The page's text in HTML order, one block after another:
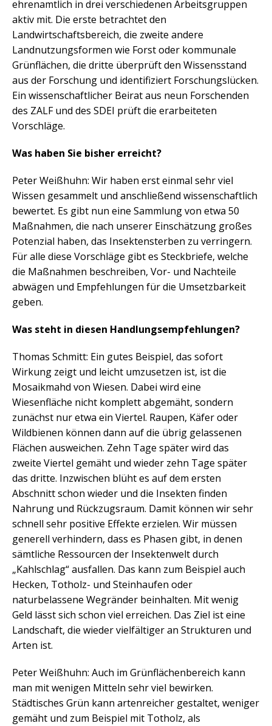
ehrenamtlich in drei verschiedenen Arbeitsgruppen
aktiv mit. Die erste betrachtet den
Landwirtschaftsbereich, die zweite andere
Landnutzungsformen wie Forst oder kommunale
Grünflächen, die dritte überprüft den Wissensstand
aus der Forschung und identifiziert Forschungslücken.
Ein wissenschaftlicher Beirat aus neun Forschenden
des ZALF und des SDEI prüft die erarbeiteten
Vorschläge.
Was haben Sie bisher erreicht?
Peter Weißhuhn: Wir haben erst einmal sehr viel
Wissen gesammelt und anschließend wissenschaftlich
bewertet. Es gibt nun eine Sammlung von etwa 50
Maßnahmen, die nach unserer Einschätzung großes
Potenzial haben, das Insektensterben zu verringern.
Für alle diese Vorschläge gibt es Steckbriefe, welche
die Maßnahmen beschreiben, Vor- und Nachteile
abwägen und Empfehlungen für die Umsetzbarkeit
geben.
Was steht in diesen Handlungsempfehlungen?
Thomas Schmitt: Ein gutes Beispiel, das sofort
Wirkung zeigt und leicht umzusetzen ist, ist die
Mosaikmahd von Wiesen. Dabei wird eine
Wiesenfläche nicht komplett abgemäht, sondern
zunächst nur etwa ein Viertel. Raupen, Käfer oder
Wildbienen können dann auf die übrig gelassenen
Flächen ausweichen. Zehn Tage später wird das
zweite Viertel gemäht und wieder zehn Tage später
das dritte. Inzwischen blüht es auf dem ersten
Abschnitt schon wieder und die Insekten finden
Nahrung und Rückzugsraum. Damit können wir sehr
schnell sehr positive Effekte erzielen. Wir müssen
generell verhindern, dass es Phasen gibt, in denen
sämtliche Ressourcen der Insektenwelt durch
„Kahlschlag“ ausfallen. Das kann zum Beispiel auch
Hecken, Totholz- und Steinhaufen oder
naturbelassene Wegränder beinhalten. Mit wenig
Geld lässt sich schon viel erreichen. Das Ziel ist eine
Landschaft, die wieder vielfältiger an Strukturen und
Arten ist.
Peter Weißhuhn: Auch im Grünflächenbereich kann
man mit wenigen Mitteln sehr viel bewirken.
Städtisches Grün kann artenreicher gestaltet, weniger
gemäht und zum Beispiel mit Totholz, als